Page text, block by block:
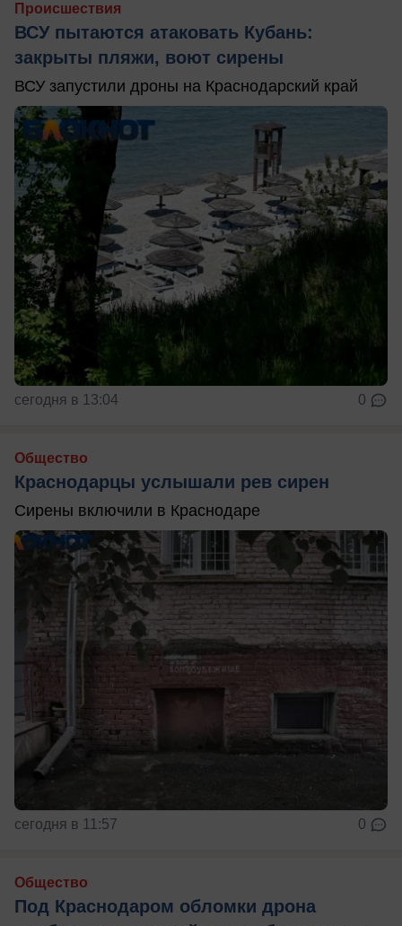
Происшествия
ВСУ пытаются атаковать Кубань:
закрыты пляжи, воют сирены
ВСУ запустили дроны на Краснодарский край
сегодня в 13:04 0
Общество
Краснодарцы услышали рев сирен
Сирены включили в Краснодаре
сегодня в 11:57 0
Общество
Под Краснодаром обломки дрона